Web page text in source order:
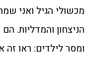
מכשולי הגיל ואני
הניצחון והמדליות.
ומסר לילדים: ראו זה